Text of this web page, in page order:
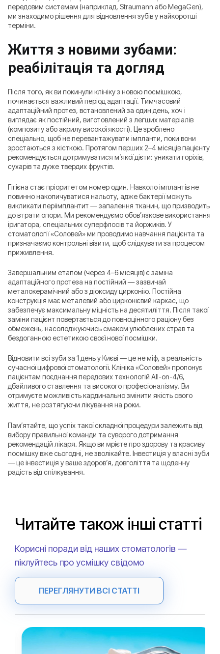
передовим системам (наприклад, Straumann або MegaGen),
ми знаходимо рішення для відновлення зубів у найкоротші
терміни.
Життя з новими зубами:
реабілітація та догляд
Після того, як ви покинули клініку з новою посмішкою,
починається важливий період адаптації. Тимчасовий
адаптаційний протез, встановлений за один день, хоч і
виглядає як постійний, виготовлений з легших матеріалів
(композиту або акрилу високої якості). Це зроблено
спеціально, щоб не перевантажувати імпланти, поки вони
зростаються з кісткою. Протягом перших 2–4 місяців пацієнту
рекомендується дотримуватися м’якої дієти: уникати горіхів,
сухарів та дуже твердих фруктів.
Гігієна стає пріоритетом номер один. Навколо імплантів не
повинно накопичуватися нальоту, адже бактерії можуть
викликати періімплантит — запалення тканин, що призводить
до втрати опори. Ми рекомендуємо обов’язкове використання
іригатора, спеціальних суперфлосів та йоржиків. У
стоматології «Соловей» ми проводимо навчання пацієнта та
призначаємо контрольні візити, щоб слідкувати за процесом
приживлення.
Завершальним етапом (через 4–6 місяців) є заміна
адаптаційного протеза на постійний — зазвичай
металокерамічний або з діоксиду цирконію. Постійна
конструкція має металевий або цирконієвий каркас, що
забезпечує максимальну міцність на десятиліття. Після такої
заміни пацієнт повертається до повноцінного раціону без
обмежень, насолоджуючись смаком улюблених страв та
бездоганною естетикою своєї нової посмішки.
Відновити всі зуби за 1 день у Києві — це не міф, а реальність
сучасної цифрової стоматології. Клініка «Соловей» пропонує
пацієнтам поєднання передових технологій All-on-4/6,
дбайливого ставлення та високого професіоналізму. Ви
отримуєте можливість кардинально змінити якість свого
життя, не розтягуючи лікування на роки.
Пам’ятайте, що успіх такої складної процедури залежить від
вибору правильної команди та суворого дотримання
рекомендацій лікаря. Якщо ви мрієте про здорову та красиву
посмішку вже сьогодні, не зволікайте. Інвестиція у власні зуби
— це інвестиція у ваше здоров’я, довголіття та щоденну
радість від спілкування.
Читайте також інші статті
Корисні поради від наших стоматологів —
піклуйтесь про усмішку свідомо
ПЕРЕГЛЯНУТИ ВСІ СТАТТІ